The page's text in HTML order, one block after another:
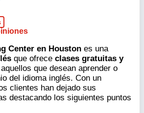
Center en Houston es una
que ofrece clases gratuitas y
que desean aprender o
del idioma inglés. Con un
clientes han dejado sus
destacando los siguientes puntos